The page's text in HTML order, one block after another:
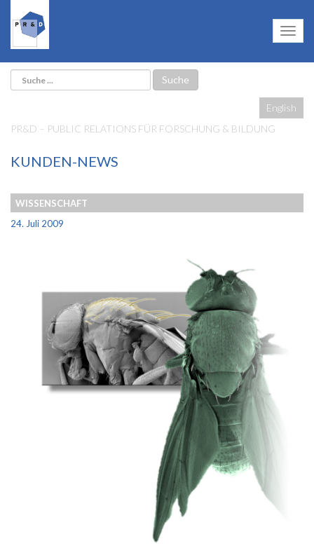
English
PR&D – PUBLIC RELATIONS FÜR FORSCHUNG & BILDUNG
KUNDEN-NEWS
WISSENSCHAFT
24. Juli 2009